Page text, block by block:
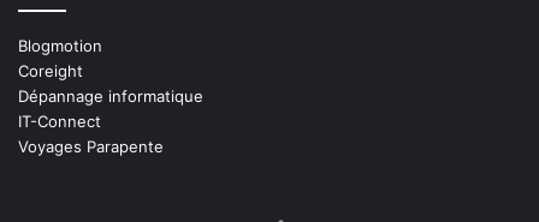
Blogmotion
Coreight
Dépannage informatique
IT-Connect
Voyages Parapente